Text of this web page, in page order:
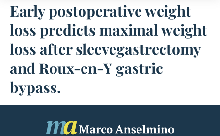
Early postoperative weight
loss predicts maximal weight
loss after sleevegastrectomy
and Roux-en-Y gastric
bypass.